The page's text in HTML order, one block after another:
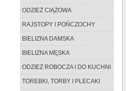
ODZIEŻ CIĄŻOWA
RAJSTOPY I POŃCZOCHY
BIELIZNA DAMSKA
BIELIZNA MĘSKA
ODZIEŻ ROBOCZA I DO KUCHNI
TOREBKI, TORBY I PLECAKI